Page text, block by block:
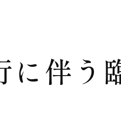
に伴う